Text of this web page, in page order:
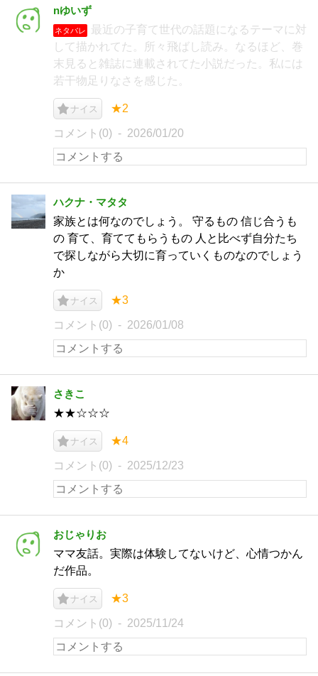
nゆいず
ネタバレ
最近の子育て世代の話題になるテーマに対
して描かれてた。所々飛ばし読み。なるほど、巻
末見ると雑誌に連載されてた小説だった。私には
若干物足りなさを感じた。
ナイス ★2
コメント(0) 2026/01/20
ハクナ・マタタ
家族とは何なのでしょう。 守るもの 信じ合うも
の 育て、育ててもらうもの 人と比べず自分たち
で探しながら大切に育っていくものなのでしょう
か
ナイス ★3
コメント(0) 2026/01/08
さきこ
★★☆☆☆
ナイス ★4
コメント(0) 2025/12/23
おじゃりお
ママ友話。実際は体験してないけど、心情つかん
だ作品。
ナイス ★3
コメント(0) 2025/11/24